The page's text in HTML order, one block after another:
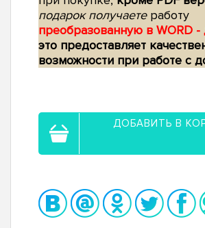
подарок получаетеработу
преобразованную в WORD -
это предоставляет
возможности при работе с
ДОБАВИТЬ В